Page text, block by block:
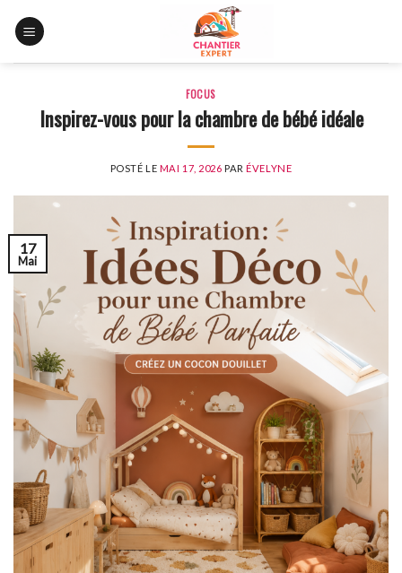
FOCUS
Inspirez-vous pour la chambre de bébé idéale
POSTÉ LE MAI 17, 2026 PARÉVELYNE
17
Mai